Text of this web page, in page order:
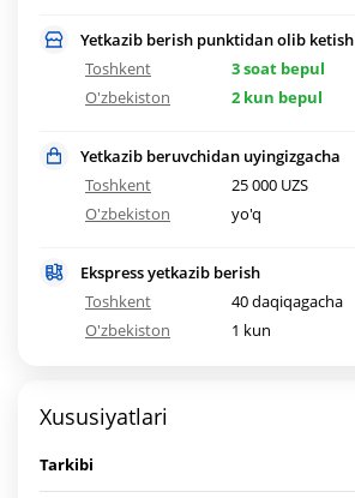
Yetkazib berish punktidan olib ketish
Toshkent
3 soat bepul
O'zbekiston
2 kun bepul
Yetkazib beruvchidan uyingizgacha
Toshkent
25 000 UZS
O'zbekiston
yo'q
Ekspress yetkazib berish
Toshkent
40 daqiqagacha
O'zbekiston
1 kun
Xususiyatlari
Tarkibi